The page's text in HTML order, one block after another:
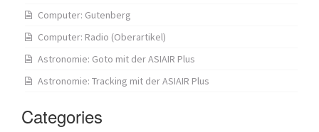
Computer: Gutenberg
Computer: Radio (Oberartikel)
Astronomie: Goto mit der ASIAIR Plus
Astronomie: Tracking mit der ASIAIR Plus
Categories